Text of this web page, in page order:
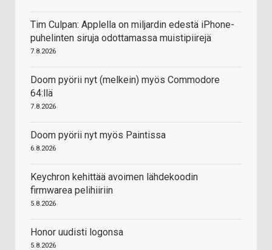
Tim Culpan: Applella on miljardin edestä iPhone-
puhelinten siruja odottamassa muistipiirejä
7.8.2026
Doom pyörii nyt (melkein) myös Commodore
64:llä
7.8.2026
Doom pyörii nyt myös Paintissa
6.8.2026
Keychron kehittää avoimen lähdekoodin
firmwarea pelihiiriin
5.8.2026
Honor uudisti logonsa
5.8.2026